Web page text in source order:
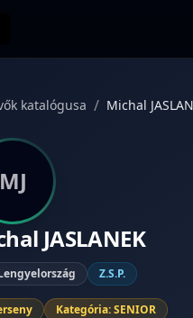
katalógusa / Michal
MJ
JASLANEK
Z.S.P.
Kategória: SENIOR